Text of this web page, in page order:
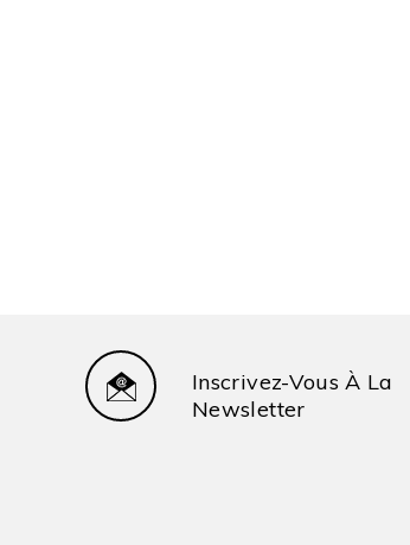
Inscrivez-Vous À La
Newsletter